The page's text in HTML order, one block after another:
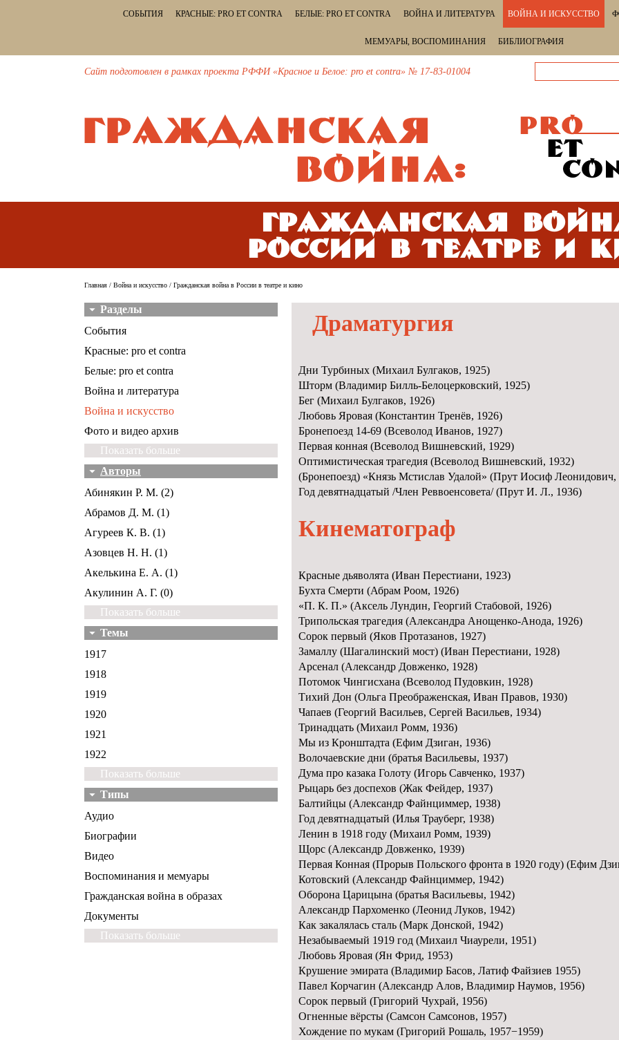
СОБЫТИЯ КРАСНЫЕ: PRO ET CONTRA БЕЛЫЕ: PRO ET CONTRA ВОЙНА И ЛИТЕРАТУРА ВОЙНА И ИСКУССТВО
МЕМУАРЫ, ВОСПОМИНАНИЯ БИБЛИОГРАФИЯ
Сайт подготовлен в рамках проекта РФФИ «Красное и Белое: pro et contra» № 17-83-01004
Гражданская
России в театре и
Главная / Война и искусство / Гражданская война в России в театре и кино
Разделы
События
Красные: pro et contra
Белые: pro et contra
Война и литература
Война и искусство
Фото и видео архив
Показать больше
Авторы
Абинякин Р. М. (2)
Абрамов Д. М. (1)
Агуреев К. В. (1)
Азовцев Н. Н. (1)
Акелькина Е. А. (1)
Акулинин А. Г. (0)
Показать больше
Темы
1917
1918
1919
1920
1921
1922
Показать больше
Типы
Аудио
Биографии
Видео
Воспоминания и мемуары
Гражданская война в образах
Документы
Показать больше
Драматургия
Дни Турбиных (Михаил Булгаков, 1925)
Шторм (Владимир Билль-Белоцерковский, 1925)
Бег (Михаил Булгаков, 1926)
Любовь Яровая (Константин Тренёв, 1926)
Бронепоезд 14-69 (Всеволод Иванов, 1927)
Первая конная (Всеволод Вишневский, 1929)
Оптимистическая трагедия (Всеволод Вишневский, 1932)
(Бронепоезд) «Князь Мстислав Удалой» (Прут Иосиф Леонидович,
Год девятнадцатый /Член Реввоенсовета/ (Прут И. Л., 1936)
Кинематограф
Красные дьяволята (Иван Перестиани, 1923)
Бухта Смерти (Абрам Роом, 1926)
«П. К. П.» (Аксель Лундин, Георгий Стабовой, 1926)
Трипольская трагедия (Александра Анощенко-Анода, 1926)
Сорок первый (Яков Протазанов, 1927)
Замаллу (Шагалинский мост) (Иван Перестиани, 1928)
Арсенал (Александр Довженко, 1928)
Потомок Чингисхана (Всеволод Пудовкин, 1928)
Тихий Дон (Ольга Преображенская, Иван Правов, 1930)
Чапаев (Георгий Васильев, Сергей Васильев, 1934)
Тринадцать (Михаил Ромм, 1936)
Мы из Кронштадта (Ефим Дзиган, 1936)
Волочаевские дни (братья Васильевы, 1937)
Дума про казака Голоту (Игорь Савченко, 1937)
Рыцарь без доспехов (Жак Фейдер, 1937)
Балтийцы (Александр Файнциммер, 1938)
Год девятнадцатый (Илья Трауберг, 1938)
Ленин в 1918 году (Михаил Ромм, 1939)
Щорс (Александр Довженко, 1939)
Первая Конная (Прорыв Польского фронта в 1920 году) (Ефим
Котовский (Александр Файнциммер, 1942)
Оборона Царицына (братья Васильевы, 1942)
Александр Пархоменко (Леонид Луков, 1942)
Как закалялась сталь (Марк Донской, 1942)
Незабываемый 1919 год (Михаил Чиаурели, 1951)
Любовь Яровая (Ян Фрид, 1953)
Крушение эмирата (Владимир Басов, Латиф Файзиев 1955)
Павел Корчагин (Александр Алов, Владимир Наумов, 1956)
Сорок первый (Григорий Чухрай, 1956)
Огненные вёрсты (Самсон Самсонов, 1957)
Хождение по мукам (Григорий Рошаль, 1957−1959)